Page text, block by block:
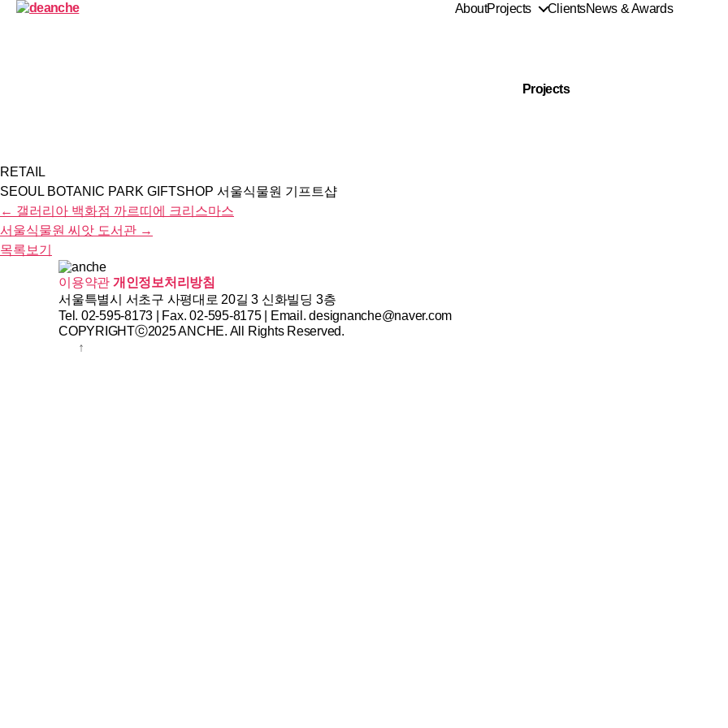
AboutProjects ClientsNews & Awards
Projects
RETAIL
SEOUL BOTANIC PARK GIFTSHOP 서울식물원 기프트샵
← 갤러리아 백화점 까르띠에 크리스마스
서울식물원 씨앗 도서관 →
목록보기
이용약관 개인정보처리방침
서울특별시 서초구 사평대로 20길 3 신화빌딩 3층
Tel. 02-595-8173
Fax. 02-595-8175
Email. designanche@naver.com
COPYRIGHTⓒ2025 ANCHE. All Rights Reserved.
↑